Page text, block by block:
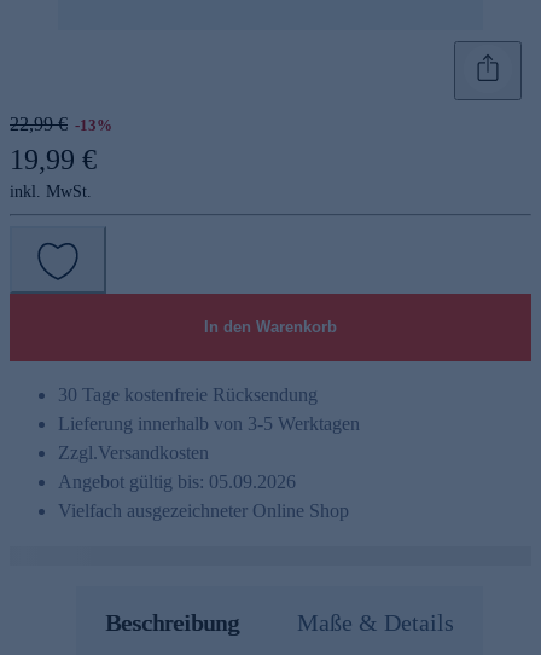
22,99 € -13%
19,99 €
inkl. MwSt.
In den Warenkorb
30 Tage kostenfreie Rücksendung
Lieferung innerhalb von 3-5 Werktagen
Zzgl.Versandkosten
Angebot gültig bis: 05.09.2026
Vielfach ausgezeichneter Online Shop
Beschreibung Maße & Details